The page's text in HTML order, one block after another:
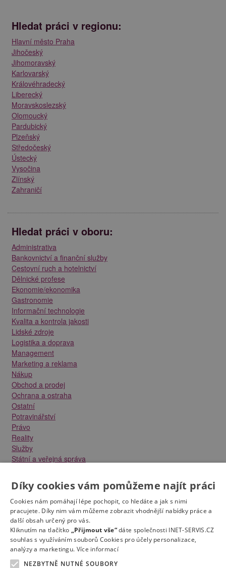
Hledat práci v regionu:
Hlavní město Praha
Jihočeský
Jihomoravský
Karlovarský
Královéhradecký
Liberecký
Moravskoslezský
Olomoucký
Pardubický
Plzeňský
Středočeský
Ústecký
Vysočina
Zlínský
Zahraničí
Hledat práci v oboru:
Administrativa
Bankovnictví a finanční služby
Cestovní ruch a hotelnictví
Dělnické profese
Ekonomie/ekonomika
Gastronomie
Informační technologie
Kvalita a kontrola jakosti
Lidské zdroje
Logistika a doprava
Management
Marketing a reklama
Nákup
Obchod a prodej
Ochrana a ostraha
Ostatní
Potravinářství
Právo
Reality
Služby
Státní a veřejná správa
Strojírenství
Technika a elektrotechnika
Tvůrčí práce a design
Výroba
Vzdělávání a školství
Zdravotnictví
Zemědělství, lesnictví a vodní hospodářství
Díky cookies vám pomůžeme najít práci
Cookies nám pomáhají lépe pochopit, co hledáte a jak s nimi
pracujete. Díky nim vám můžeme zobrazit vhodnější nabídky práce a
další obsah určený pro vás.
Kliknutím na tlačítko „Přijmout vše“dáte společnosti INET-SERVIS.CZ
souhlas s využíváním souborů Cookies pro účely personalizace,
analýzy a marketingu. Více informací
NEZBYTNĚ NUTNÉ SOUBORY